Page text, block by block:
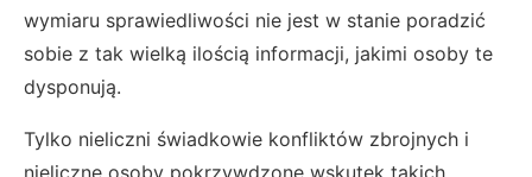
wymiaru sprawiedliwości nie jest w stanie poradzić
sobie z tak wielką ilością informacji, jakimi osoby te
dysponują.
Tylko nieliczni świadkowie konfliktów zbrojnych i
nieliczne osoby pokrzywdzone wskutek takich